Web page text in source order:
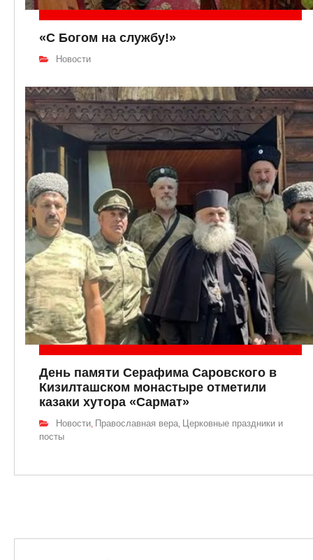
«С Богом на службу!»
Новости
День памяти Серафима Саровского в
Кизилташском монастыре отметили
казаки хутора «Сармат»
Новости, Православная вера, Церковные праздники и
посты